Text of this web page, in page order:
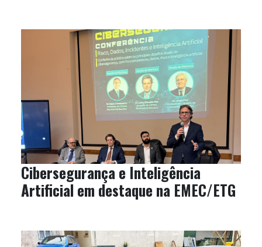
Cibersegurança e Inteligência
Artificial em destaque na EMEC/ETG